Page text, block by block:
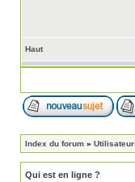
Haut
Index du forum »
Qui est en ligne ?